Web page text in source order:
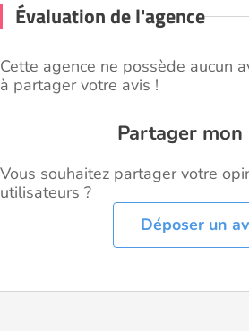
Évaluation de l'agence
Cette agence ne possède aucun
à partager votre avis !
Partager mon
Vous souhaitez partager votre
utilisateurs ?
Déposer un